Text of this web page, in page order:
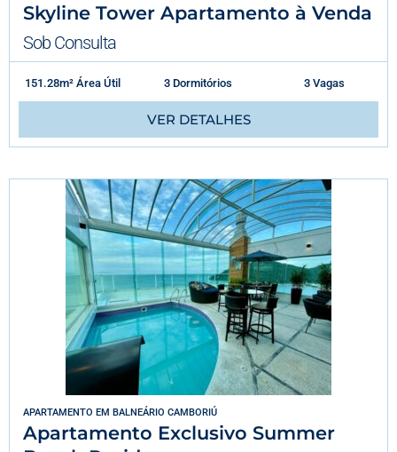
Skyline Tower Apartamento à Venda
Sob Consulta
151.28m² Área Útil 3 Dormitórios 3 Vagas
VER DETALHES
APARTAMENTO EM BALNEÁRIO CAMBORIÚ
Apartamento Exclusivo Summer